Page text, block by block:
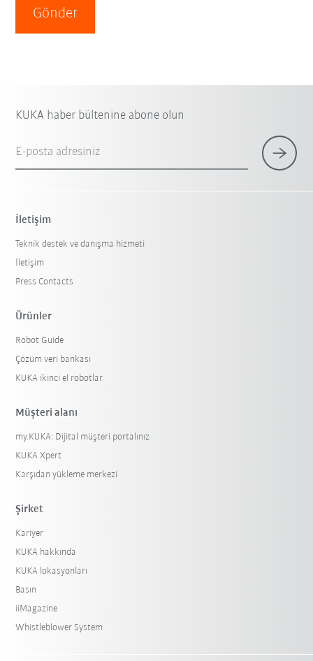
Gönder
KUKA haber bültenine abone olun
E-posta adresiniz
İletişim
Teknik destek ve danışma hizmeti
İletişim
Press Contacts
Ürünler
Robot Guide
Çözüm veri bankası
KUKA ikinci el robotlar
Müşteri alanı
my.KUKA: Dijital müşteri portalınız
KUKA Xpert
Karşıdan yükleme merkezi
Şirket
Kariyer
KUKA hakkında
KUKA lokasyonları
Basın
iiMagazine
Whistleblower System